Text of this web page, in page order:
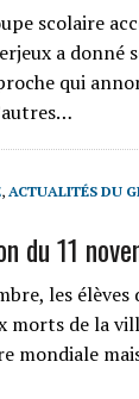
scolaire
a donné
qui
, ACTUALITÉS DU
du 11
les
morts de la
mondiale